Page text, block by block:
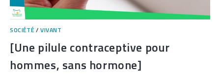
SOCIÉTÉ /VIVANT
[Une pilule contraceptive pour
hommes, sans hormone]